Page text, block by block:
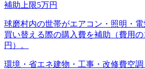
補助上限5万円
球磨村内の世帯がエアコン・照明・
買い替える際の購入費を補助（費用
円）。
環境・省エネ建物・工事・改修費空